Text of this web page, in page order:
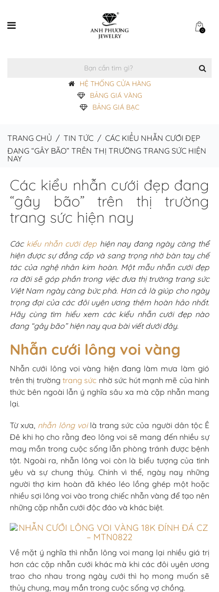
0
HỆ THỐNG CỬA HÀNG
BẢNG GIÁ VÀNG
BẢNG GIÁ BẠC
TRANG CHỦ / TIN TỨC / CÁC KIỂU NHẪN CƯỚI ĐẸP
ĐANG “GÂY BÃO” TRÊN THỊ TRƯỜNG TRANG SỨC HIỆN
NAY
Các kiểu nhẫn cưới đẹp đang
“gây bão” trên thị trường
trang sức hiện nay
Các kiểu nhẫn cưới đẹphiện nay đang ngày càng thể
hiện được sự đẳng cấp và sang trọng nhờ bàn tay chế
tác của nghệ nhân kim hoàn. Một mẫu nhẫn cưới đẹp
ra đời sẽ góp phần trong việc đưa thị trường trang sức
Việt Nam ngày càng bức phá. Hơn cả là giúp cho ngày
trọng đại của các đôi uyên ương thêm hoàn hảo nhất.
Hãy cùng tìm hiểu xem các kiểu nhẫn cưới đẹp nào
đang “gây bão” hiện nay qua bài viết dưới đây.
Nhẫn cưới lông voi vàng
Nhẫn cưới lông voi vàng hiện đang làm mưa làm gió
trên thị trườngtrang sức nhờ sức hút mạnh mẽ của hình
thức bên ngoài lẫn ý nghĩa sâu xa mà cặp nhẫn mang
lại.
Từ xưa, nhẫn lông voilà trang sức của người dân tộc Ê
Đê khi họ cho rằng đeo lông voi sẽ mang đến nhiều sự
may mắn trong cuộc sống lẫn phòng tránh được bệnh
tật. Ngoài ra, nhẫn lông voi còn là biểu tượng của tình
yêu và sự chung thủy. Chính vì thế, ngày nay những
người thợ kim hoàn đã khéo léo lồng ghép một hoặc
nhiều sợi lông voi vào trong chiếc nhẫn vàng để tạo nên
những cặp nhẫn cưới độc đáo và khác biệt.
Về mặt ý nghĩa thì nhẫn lông voi mang lại nhiều giá trị
hơn các cặp nhẫn cưới khác mà khi các đôi uyên ương
trao cho nhau trong ngày cưới thì họ mong muốn sẽ
thủy chung, may mắn trong cuộc sống vợ chồng.